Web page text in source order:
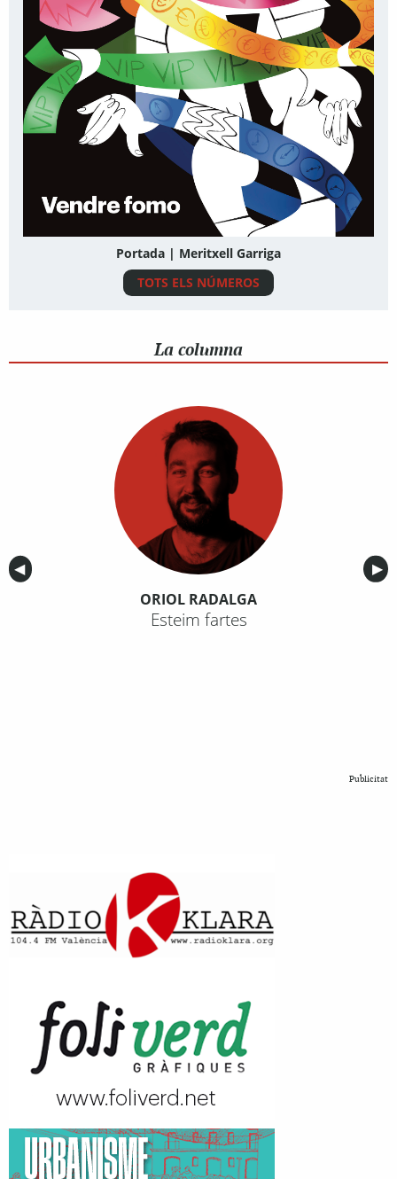
Portada | Meritxell Garriga
TOTS ELS NÚMEROS
La columna
Anterior
◀︎ ▶︎
ORIOL RADALGA
Esteim fartes
Publicitat